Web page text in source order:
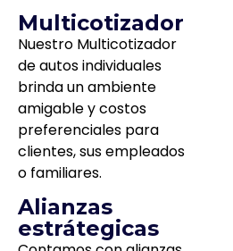
Multicotizador
Nuestro Multicotizador
de autos individuales
brinda un ambiente
amigable y costos
preferenciales para
clientes, sus empleados
o familiares.
Alianzas
estrátegicas